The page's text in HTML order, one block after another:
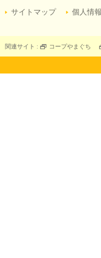
サイトマップ 個人情
関連サイト : コープやまぐち